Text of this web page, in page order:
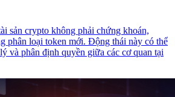
sản crypto không phải chứng khoán,
phân loại token mới. Động thái này có thể
và phân định quyền giữa các cơ quan tại